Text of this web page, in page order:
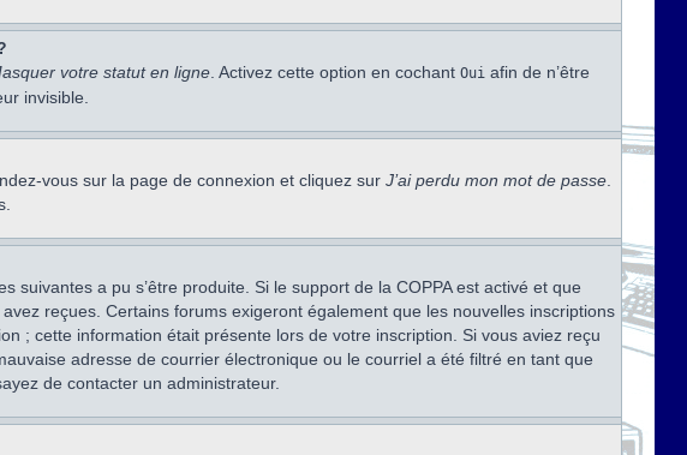
votre statut en ligne . Activez cette option en cochant Oui afin de n’être
invisible.
vous sur la page de connexion et cliquez sur J’ai perdu mon mot de passe
suivantes a pu s’être produite. Si le support de la COPPA est activé et que
reçues. Certains forums exigeront également que les nouvelles inscriptions
; cette information était présente lors de votre inscription. Si vous aviez reçu
adresse de courrier électronique ou le courriel a été filtré en tant que
de contacter un administrateur.